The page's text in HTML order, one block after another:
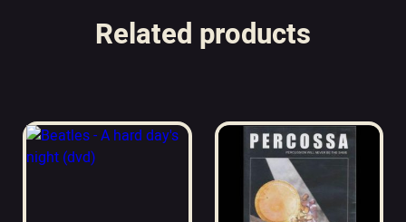
Related products